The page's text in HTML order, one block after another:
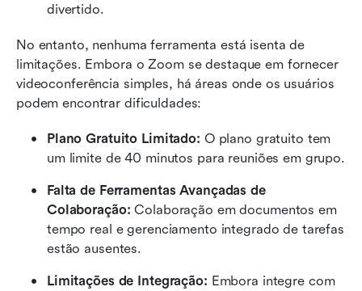
divertido.
No entanto, nenhuma ferramenta está isenta de
limitações. Embora o Zoom se destaque em fornecer
videoconferência simples, há áreas onde os usuários
podem encontrar dificuldades:
Plano Gratuito Limitado: O plano gratuito tem
um limite de 40 minutos para reuniões em grupo.
Falta de Ferramentas Avançadas de
Colaboração: Colaboração em documentos em
tempo real e gerenciamento integrado de tarefas
estão ausentes.
Limitações de Integração: Embora integre com